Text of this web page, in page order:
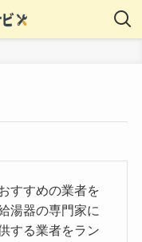
すすめの業者を
湯器の専門家に
する業者をラン